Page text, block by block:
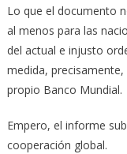
Lo que el documento
al menos para las
del actual e injusto
medida,
propio Banco Mundial.
Empero, el informe
cooperación global.